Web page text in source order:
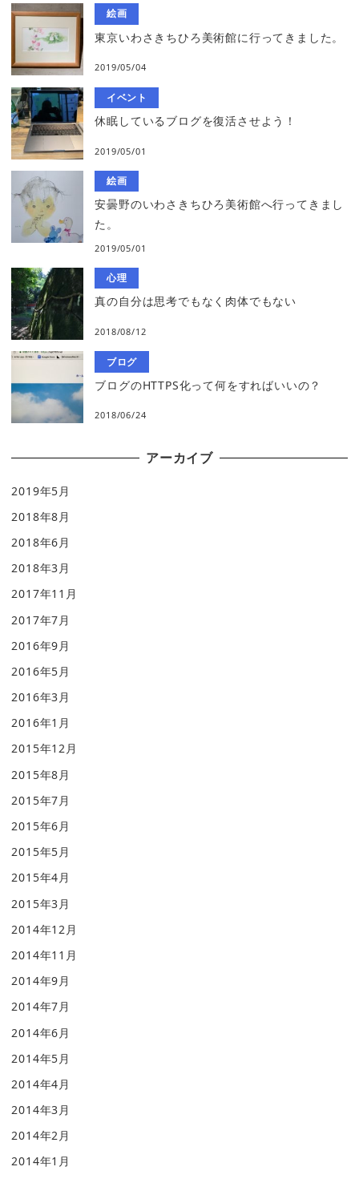
絵画
東京いわさきちひろ美術館に行ってきました。
2019/05/04
イベント
休眠しているブログを復活させよう！
2019/05/01
絵画
安曇野のいわさきちひろ美術館へ行ってきまし
た。
2019/05/01
心理
真の自分は思考でもなく肉体でもない
2018/08/12
ブログ
ブログのHTTPS化って何をすればいいの？
2018/06/24
アーカイブ
2019年5月
2018年8月
2018年6月
2018年3月
2017年11月
2017年7月
2016年9月
2016年5月
2016年3月
2016年1月
2015年12月
2015年8月
2015年7月
2015年6月
2015年5月
2015年4月
2015年3月
2014年12月
2014年11月
2014年9月
2014年7月
2014年6月
2014年5月
2014年4月
2014年3月
2014年2月
2014年1月